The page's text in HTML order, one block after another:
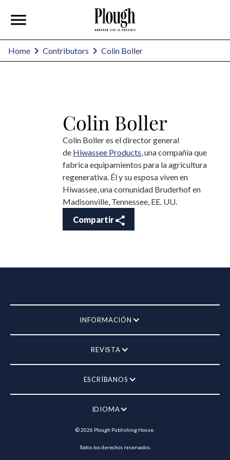
Home Contributors Colin Boller
Colin Boller
Colin Boller es el director general
de Hiwassee Products, una compañía que
fabrica equipamientos para la agricultura
regenerativa. Él y su esposa viven en
Hiwassee, una comunidad Bruderhof en
Madisonville, Tennessee, EE. UU.
Compartir
INFORMACIÓN
REVISTA
ESCRÍBANOS
IDIOMA
©2026 Plough Publishing House.
Todos los derechos reservados.